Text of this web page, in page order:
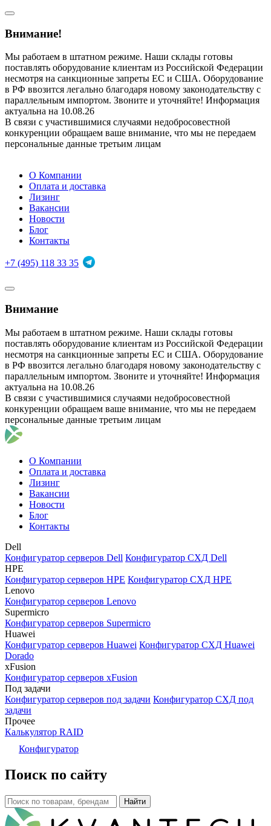
Внимание!
Мы работаем в штатном режиме. Наши склады готовы
поставлять оборудование клиентам из Российской Федерации
несмотря на санкционные запреты ЕС и США. Оборудование
в РФ ввозится легально благодаря новому законодательству с
параллельным импортом. Звоните и уточняйте! Информация
актуальна на 10.08.26
В связи с участившимися случаями недобросовестной
конкуренции обращаем ваше внимание, что мы не передаем
персональные данные третьим лицам
О Компании
Оплата и доставка
Лизинг
Вакансии
Новости
Блог
Контакты
+7 (495) 118 33 35
Внимание
Мы работаем в штатном режиме. Наши склады готовы
поставлять оборудование клиентам из Российской Федерации
несмотря на санкционные запреты ЕС и США. Оборудование
в РФ ввозится легально благодаря новому законодательству с
параллельным импортом. Звоните и уточняйте! Информация
актуальна на 10.08.26
В связи с участившимися случаями недобросовестной
конкуренции обращаем ваше внимание, что мы не передаем
персональные данные третьим лицам
О Компании
Оплата и доставка
Лизинг
Вакансии
Новости
Блог
Контакты
Dell
Конфигуратор серверов Dell Конфигуратор СХД Dell
HPE
Конфигуратор серверов HPE Конфигуратор СХД HPE
Lenovo
Конфигуратор серверов Lenovo
Supermicro
Конфигуратор серверов Supermicro
Huawei
Конфигуратор серверов Huawei Конфигуратор СХД Huawei
Dorado
xFusion
Конфигуратор серверов xFusion
Под задачи
Конфигуратор серверов под задачи Конфигуратор СХД под
задачи
Прочее
Калькулятор RAID
Конфигуратор
Поиск по сайту